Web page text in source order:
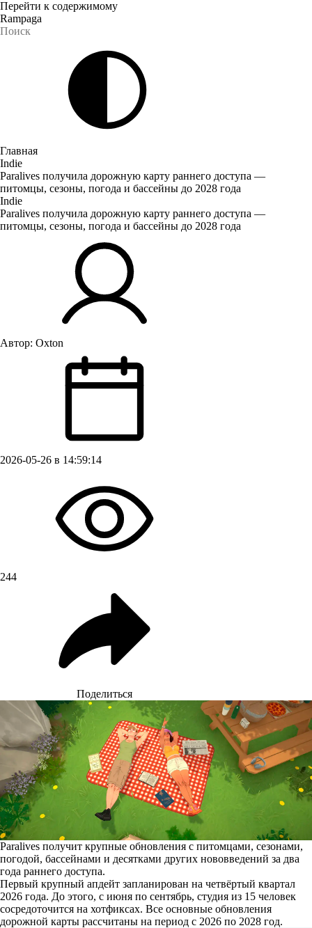
Перейти к содержимому
Rampaga
Главная
Indie
Paralives получила дорожную карту раннего доступа —
питомцы, сезоны, погода и бассейны до 2028 года
Indie
Paralives получила дорожную карту раннего доступа —
питомцы, сезоны, погода и бассейны до 2028 года
Автор: Oxton
2026-05-26 в 14:59:14
244
Поделиться
Paralives получит крупные обновления с питомцами, сезонами,
погодой, бассейнами и десятками других нововведений за два
года раннего доступа.
Первый крупный апдейт запланирован на четвёртый квартал
2026 года. До этого, с июня по сентябрь, студия из 15 человек
сосредоточится на хотфиксах. Все основные обновления
дорожной карты рассчитаны на период с 2026 по 2028 год.